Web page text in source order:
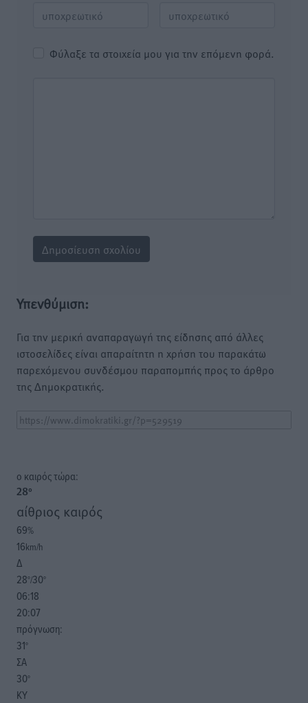
Φύλαξε τα στοιχεία μου για την επόμενη φορά.
Υπενθύμιση:
Για την μερική αναπαραγωγή της είδησης από άλλες
ιστοσελίδες είναι απαραίτητη η χρήση του παρακάτω
παρεχόμενου συνδέσμου παραπομπής προς το άρθρο
της Δημοκρατικής.
o καιρός τώρα:
28°
αίθριος καιρός
69%
16km/h
Δ
28°/30°
06:18
20:07
πρόγνωση:
31°
ΣΑ
30°
ΚΥ